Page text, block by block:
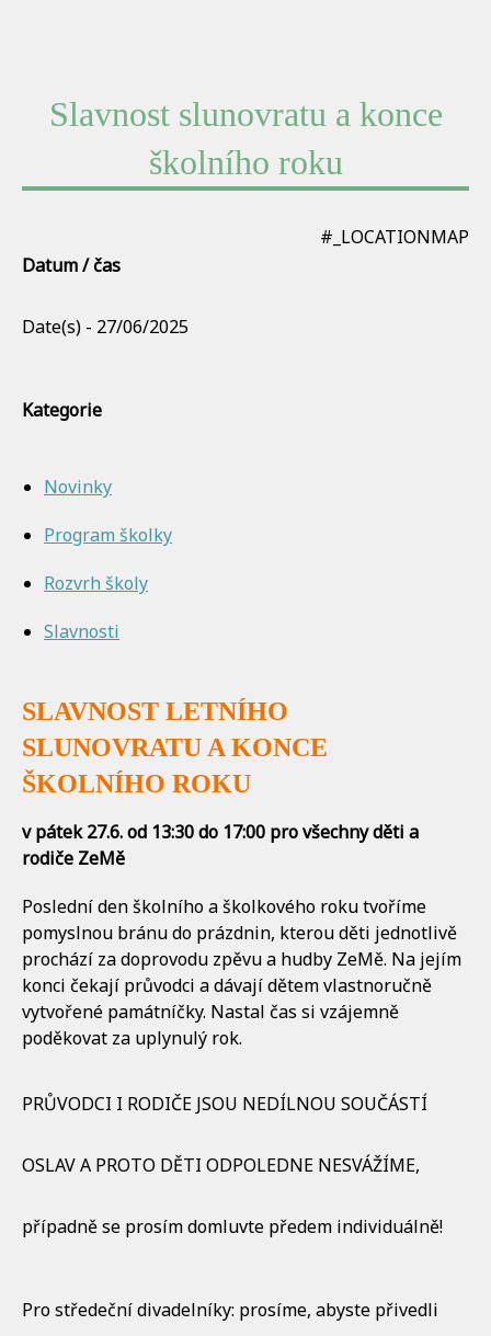
Slavnost slunovratu a konce
školního roku
#_LOCATIONMAP
Datum / čas
Date(s) - 27/06/2025
Kategorie
Novinky
Program školky
Rozvrh školy
Slavnosti
SLAVNOST LETNÍHO
SLUNOVRATU A KONCE
ŠKOLNÍHO ROKU
v pátek 27.6. od 13:30 do 17:00 pro všechny děti a
rodiče ZeMě
Poslední den školního a školkového roku tvoříme
pomyslnou bránu do prázdnin, kterou děti jednotlivě
prochází za doprovodu zpěvu a hudby ZeMě. Na jejím
konci čekají průvodci a dávají dětem vlastnoručně
vytvořené památníčky. Nastal čas si vzájemně
poděkovat za uplynulý rok.
PRŮVODCI I RODIČE JSOU NEDÍLNOU SOUČÁSTÍ
OSLAV A PROTO DĚTI ODPOLEDNE NESVÁŽÍME,
případně se prosím domluvte předem individuálně!
Pro středeční divadelníky: prosíme, abyste přivedli